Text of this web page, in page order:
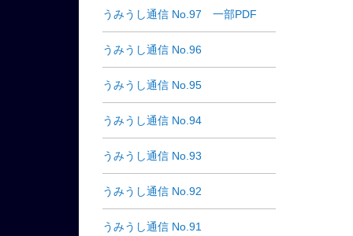
うみうし通信 No.97 一部PDF
うみうし通信 No.96
うみうし通信 No.95
うみうし通信 No.94
うみうし通信 No.93
うみうし通信 No.92
うみうし通信 No.91